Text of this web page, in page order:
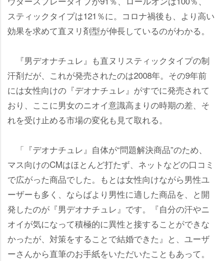
スティックタイプは121％に。コロナ禍後も、より高い
効果を求めて直ヌリ剤型が伸長しているのがわかる。
『男デオナチュレ』も直ヌリスティックタイプの制
汗剤だが、これが発売されたのは2008年。その9年前
には女性向けの『デオナチュレ』がすでに発売されて
おり、ここに男女のニオイ意識高まりの時期の差、そ
れを受け止める市場の変化も見て取れる。
「『デオナチュレ』自体が“問題解決商品”のため、
マス向けのCMはほとんど打たず、ネットなどの口コミ
で広がった商品でした。もとは女性向けながら男性ユ
ーザーも多く、ならばより男性に適した商品を、と開
発したのが『男デオナチュレ』です。『自分の汗やニ
オイが気になって積極的に異性と接することができな
かったが、対策をすることで結婚できた』と、ユーザ
ーさんから直筆のお手紙をいただいたこともあって。